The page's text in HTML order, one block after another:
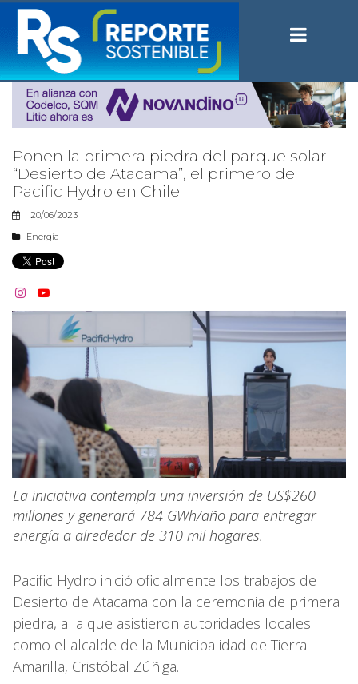
Ponen la primera piedra del parque solar
“Desierto de Atacama”, el primero de
Pacific Hydro en Chile
20/06/2023
Energía
 
La iniciativa contempla una inversión de US$260
millones y generará 784 GWh/año para entregar
energía a alrededor de 310 mil hogares.
Pacific Hydro inició oficialmente los trabajos de
Desierto de Atacama con la ceremonia de primera
piedra, a la que asistieron autoridades locales
como el alcalde de la Municipalidad de Tierra
Amarilla, Cristóbal Zúñiga.